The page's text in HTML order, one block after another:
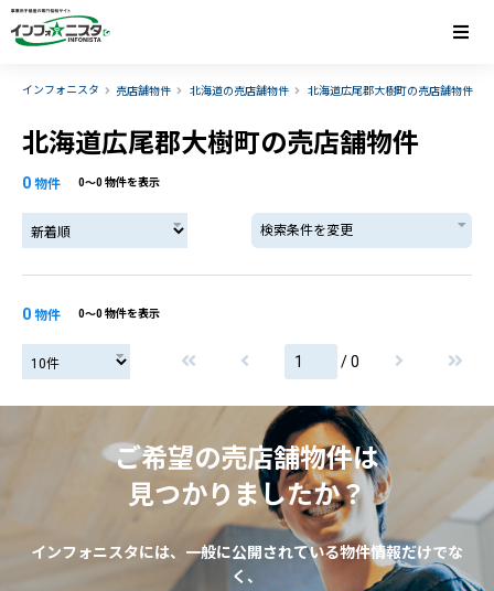
インフォニスタ 売店舗物件 北海道の売店舗物件 北海道広尾郡大樹町の売店舗物件
北海道広尾郡大樹町の売店舗物件
0 物件 0〜0 物件を表示
検索条件を変更
0 物件 0〜0 物件を表示
/ 0
ご希望の売店舗物件は
見つかりましたか？
インフォニスタには、一般に公開されている物件情報だけでな
く、